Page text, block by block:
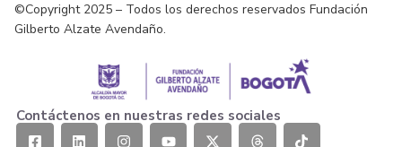
©Copyright 2025 – Todos los derechos reservados Fundación
Gilberto Alzate Avendaño.
Contáctenos en nuestras redes sociales